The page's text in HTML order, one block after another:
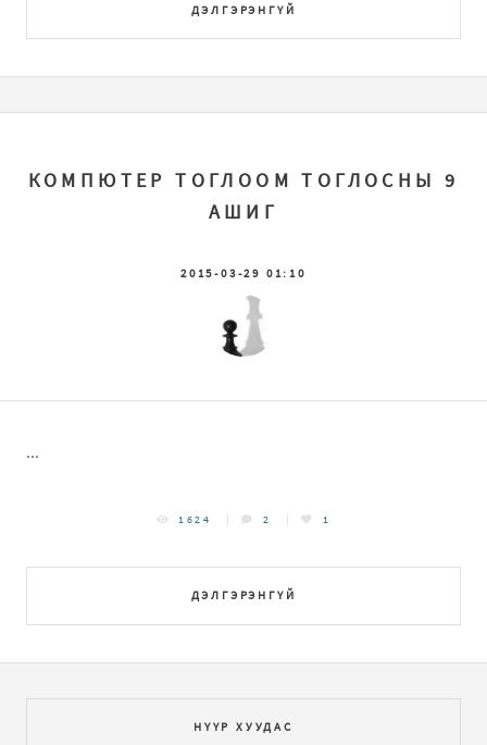
ДЭЛГЭРЭНГҮЙ
КОМПЮТЕР ТОГЛООМ ТОГЛОСНЫ 9
АШИГ
2015-03-29 01:10
...
ДЭЛГЭРЭНГҮЙ
1624 2 1
НҮҮР ХУУДАС